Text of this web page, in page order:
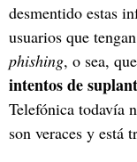
desmentido estas
usuarios que
phishing, o sea,
intentos de
Telefónica todavía
son veraces y está